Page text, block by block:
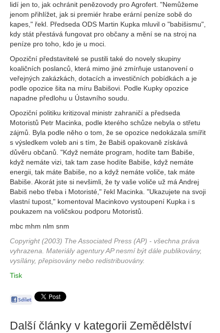
lidí jen to, jak ochránit penězovody pro Agrofert. "Nemůžeme
jenom přihlížet, jak si premiér hrabe erární peníze sobě do
kapes," řekl. Předseda ODS Martin Kupka mluvil o "babišismu",
kdy stát přestává fungovat pro občany a mění se na stroj na
peníze pro toho, kdo je u moci.
Opoziční představitelé se pustili také do novely skupiny
koaličních poslanců, která mimo jiné zmírňuje ustanovení o
veřejných zakázkách, dotacích a investičních pobídkách a je
podle opozice šita na míru Babišovi. Podle Kupky opozice
napadne předlohu u Ústavního soudu.
Opoziční politiku kritizoval ministr zahraničí a předseda
Motoristů Petr Macinka, podle kterého schůze nebyla o střetu
zájmů. Byla podle něho o tom, že se opozice nedokázala smířit
s výsledkem voleb ani s tím, že Babiš opakovaně získává
důvěru občanů. "Když nemáte program, hodíte tam Babiše,
když nemáte vizi, tak tam zase hodíte Babiše, když nemáte
energii, tak máte Babiše, no a když nemáte voliče, tak máte
Babiše. Akorát jste si nevšimli, že ty vaše voliče už má Andrej
Babiš nebo třeba i Motoristé," řekl Macinka. "Ukazujete na svoji
vlastní tupost," komentoval Macinkovo vystoupení Kupka i s
poukazem na voličskou podporu Motoristů.
mbc mhm nlm snm
Copyright (2003) The Associated Press (AP) - všechna práva
vyhrazena. Materiály agentury AP nesmí být dále publikovány,
vysílány, přepisovány nebo redistribuovány.
Tisk
Další články v kategorii Zemědělství